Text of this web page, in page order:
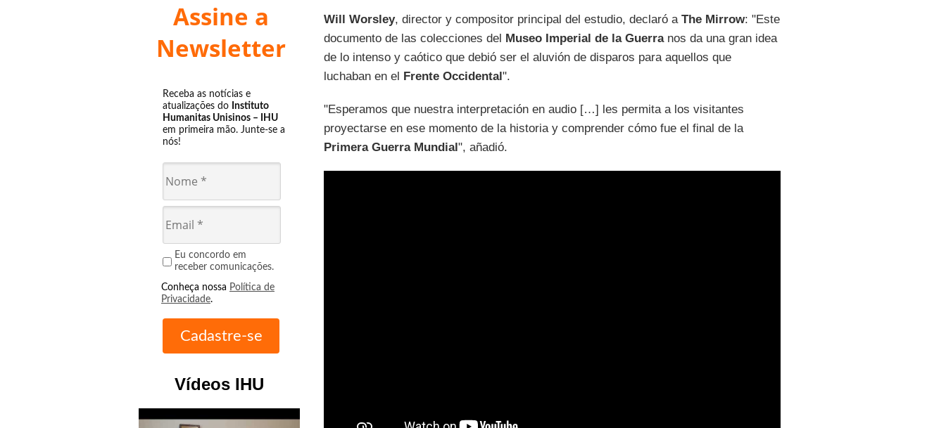
Assine a
Newsletter
Receba as notícias e
atualizações do Instituto
Humanitas Unisinos – IHU
em primeira mão. Junte-se a
nós!
Eu concordo em
receber comunicações.
Conheça nossa Política de
Privacidade.
Vídeos IHU
Will Worsley, director y compositor principal del estudio, declaró a The Mirrow: "Este
documento de las colecciones del Museo Imperial de la Guerranos da una gran idea
de lo intenso y caótico que debió ser el aluvión de disparos para aquellos que
luchaban en el Frente Occidental".
"Esperamos que nuestra interpretación en audio […] les permita a los visitantes
proyectarse en ese momento de la historia y comprender cómo fue el final de la
Primera Guerra Mundial", añadió.